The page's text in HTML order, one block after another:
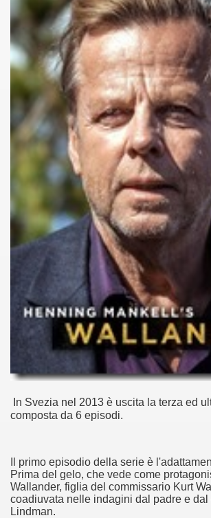
In Svezia nel 2013 è uscita la terza ed
composta da 6 episodi.
Il primo episodio della serie è
Prima del gelo, che vede come
Wallander, figlia del commissario Kurt
coadiuvata nelle indagini dal padre e dal
Lindman.
Se Ti Piacciono nel mese di
di quella che dovrebbe essere la
lingue, le sue opere hanno
di vendite, Il cacciatore di
di Jeffery Deaver dedicato al
atipico, un viaggio interiore di Isabel
di maggior successo al
psicopatico assoldato dal potere
risiede quasi esclusivamente nella
Se Ti Piacciono nel mese di
minacce e la vita sotto scorta.
e nel sogno di dominio della
40 milioni di insetti
nella cultura contemporanea.